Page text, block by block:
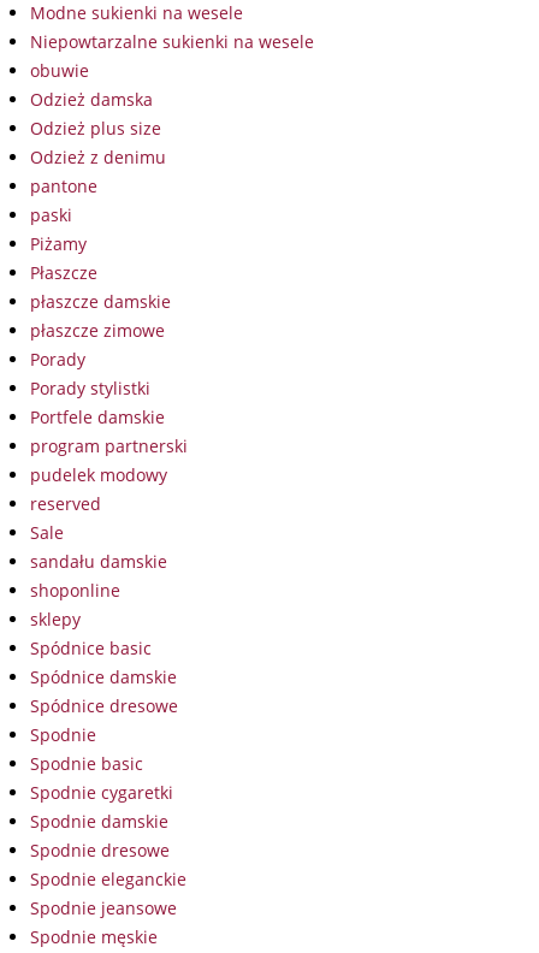
Modne sukienki na wesele
Niepowtarzalne sukienki na wesele
obuwie
Odzież damska
Odzież plus size
Odzież z denimu
pantone
paski
Piżamy
Płaszcze
płaszcze damskie
płaszcze zimowe
Porady
Porady stylistki
Portfele damskie
program partnerski
pudelek modowy
reserved
Sale
sandału damskie
shoponline
sklepy
Spódnice basic
Spódnice damskie
Spódnice dresowe
Spodnie
Spodnie basic
Spodnie cygaretki
Spodnie damskie
Spodnie dresowe
Spodnie eleganckie
Spodnie jeansowe
Spodnie męskie